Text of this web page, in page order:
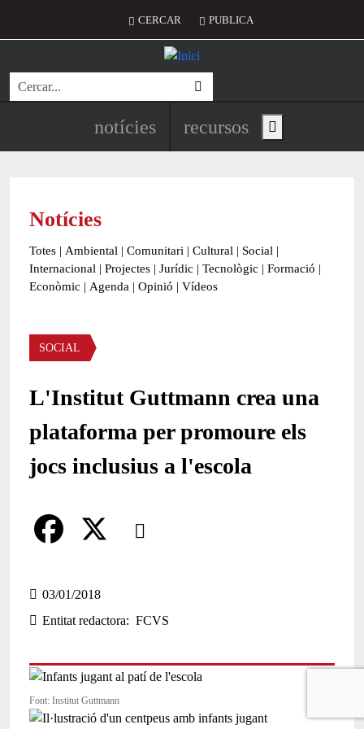
Menú del compte d'usuari
CERCAR PUBLICA
Cerca
Navegació principal de
notícies recursos Show main menu
Notícies
Totes | Ambiental | Comunitari | Cultural | Social |
Internacional | Projectes | Jurídic | Tecnològic | Formació |
Econòmic | Agenda | Opinió | Vídeos
Àmbit de la notícia
SOCIAL
L'Institut Guttmann crea una
plataforma per promoure els
jocs inclusius a l'escola
Comparteix
a
c
b
o
03/01/2018
Entitat redactora
FCVS
Font: Institut Guttmann